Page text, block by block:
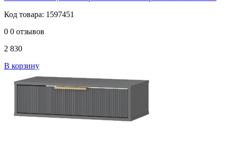
Код товара: 1597451
0 0 отзывов
2 830
В корзину